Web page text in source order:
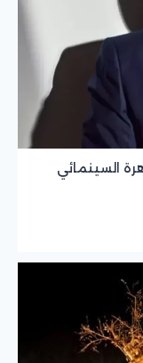
السينمائي